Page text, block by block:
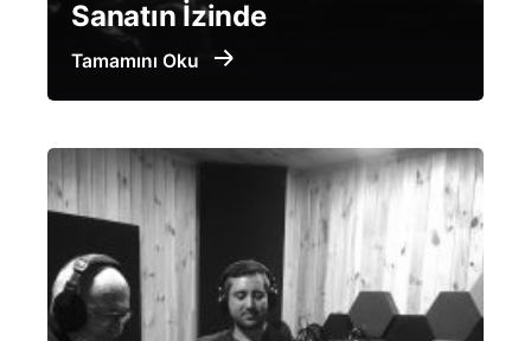
Sanatın İzinde
Tamamını Oku